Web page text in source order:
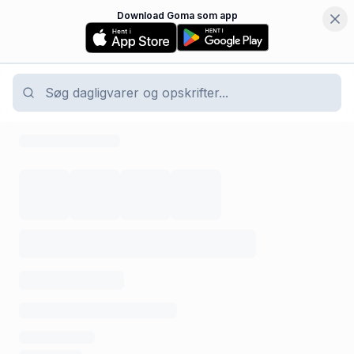
Download Goma som app